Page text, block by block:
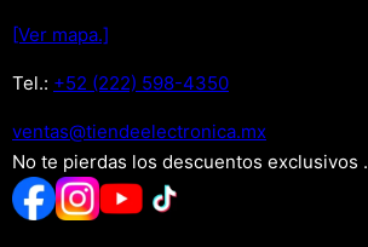
[Ver mapa.]
Tel.: +52 (222) 598-4350
xm.acinortceleedneit@satnev
No te pierdas los descuentos exclusivos .